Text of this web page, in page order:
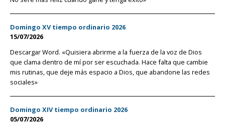
Domingo XV tiempo ordinario 2026
15/07/2026
Descargar Word. «Quisiera abrirme a la fuerza de la voz de Dios
que clama dentro de mí por ser escuchada. Hace falta que cambie
mis rutinas, que deje más espacio a Dios, que abandone las redes
sociales»
Domingo XIV tiempo ordinario 2026
05/07/2026